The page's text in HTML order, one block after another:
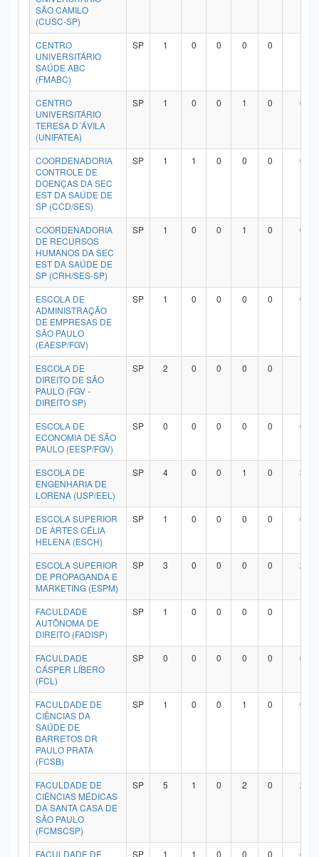
SÃO CAMILO
(CUSC-SP)
CENTRO
UNIVERSITÁRIO
SAÚDE ABC
(FMABC)
SP 1 0 0 0 0
CENTRO
UNIVERSITÁRIO
TERESA D´ÁVILA
(UNIFATEA)
SP 1 0 0 1 0 0
COORDENADORIA
CONTROLE DE
DOENÇAS DA SEC
EST DA SAÚDE DE
SP (CCD/SES)
SP 1 1 0 0 0 0
COORDENADORIA
DE RECURSOS
HUMANOS DA SEC
EST DA SAÚDE DE
SP (CRH/SES-SP)
SP 1 0 0 1 0 0
ESCOLA DE
ADMINISTRAÇÃO
DE EMPRESAS DE
SÃO PAULO
(EAESP/FGV)
SP 1 0 0 0 0 0
ESCOLA DE
DIREITO DE SÃO
PAULO (FGV -
DIREITO SP)
SP 2 0 0 0 0
ESCOLA DE
ECONOMIA DE SÃO
PAULO (EESP/FGV)
SP 0 0 0 0 0 0
ESCOLA DE
ENGENHARIA DE
LORENA (USP/EEL)
SP 4 0 0 1 0 3
ESCOLA SUPERIOR
DE ARTES CÉLIA
HELENA (ESCH)
SP 1 0 0 0 0 0
ESCOLA SUPERIOR
DE PROPAGANDA E
MARKETING (ESPM)
SP 3 0 0 0 0 2
FACULDADE
AUTÔNOMA DE
DIREITO (FADISP)
SP 1 0 0 0 0
FACULDADE
CÁSPER LÍBERO
(FCL)
SP 0 0 0 0 0 0
FACULDADE DE
CIÊNCIAS DA
SAÚDE DE
BARRETOS DR
PAULO PRATA
(FCSB)
SP 1 0 0 1 0 0
FACULDADE DE
CIÊNCIAS MÉDICAS
DA SANTA CASA DE
SÃO PAULO
(FCMSCSP)
SP 5 1 0 2 0 2
FACULDADE DE SP 1 1 0 0 0 0